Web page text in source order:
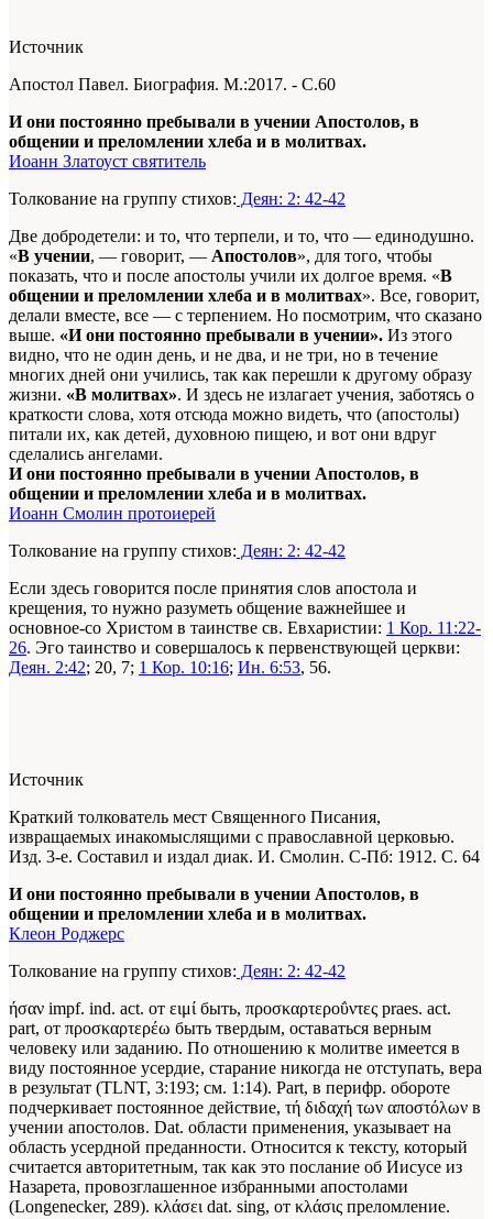
Источник
Апостол Павел. Биография. М.:2017. - С.60
И они постоянно пребывали в учении Апостолов, в
общении и преломлении хлеба и в молитвах.
Иоанн Златоуст святитель
Толкование на группу стихов: Деян: 2: 42-42
Две добродетели: и то, что терпели, и то, что — единодушно.
«В учении, — говорит, — Апостолов», для того, чтобы
показать, что и после апо­столы учили их долгое время. «В
общении и преломлении хлеба и в молитвах». Все, говорит,
делали вместе, все — с терпением. Но посмотрим, что сказано
выше. «И они постоянно пребывали в учении». Из этого
видно, что не один день, и не два, и не три, но в течение
многих дней они учились, так как перешли к другому образу
жизни. «В молитвах». И здесь не излагает учения, заботясь о
краткости слова, хотя отсюда можно видеть, что (апостолы)
питали их, как детей, духовною пищею, и вот они вдруг
сделались ангелами.
И они постоянно пребывали в учении Апостолов, в
общении и преломлении хлеба и в молитвах.
Иоанн Смолин протоиерей
Толкование на группу стихов: Деян: 2: 42-42
Если здесь говорится после принятия слов апостола и
крещения, то нужно разуметь общение важнейшее и
основное-со Христом в таинстве св. Евхаристии: 1 Кор. 11:22-
26. Эго таинство и совершалось к первенствующей церкви:
Деян. 2:42; 20, 7; 1 Кор. 10:16; Ин. 6:53, 56.
Источник
Краткий толкователь мест Священного Писания,
извращаемых инакомыслящими с православной церковью.
Изд. 3-е. Составил и издал диак. И. Смолин. С-Пб: 1912. С. 64
И они постоянно пребывали в учении Апостолов, в
общении и преломлении хлеба и в молитвах.
Клеон Роджерс
Толкование на группу стихов: Деян: 2: 42-42
ήσαν impf. ind. act. от ειμί быть, προσκαρτεροΰντες praes. act.
part, от προσκαρτερέω быть твердым, оставаться верным
человеку или заданию. По отношению к молитве имеется в
виду постоянное усердие, старание никогда не отступать, вера
в результат (TLNT, 3:193; см. 1:14). Part, в перифр. обороте
подчеркивает постоянное действие, τή διδαχή των αποστόλων в
учении апостолов. Dat. области применения, указывает на
область усердной преданности. Относится к тексту, который
считается авторитетным, так как это послание об Иисусе из
Назарета, провозглашенное избранными апостолами
(Longenecker, 289). κλάσει dat. sing, от κλάσις преломление.